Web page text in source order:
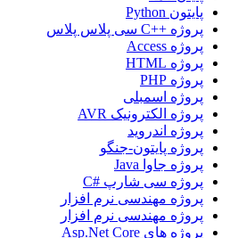
پایتون Python
پروژه ++C سی پلاس پلاس
پروژه Access
پروژه HTML
پروژه PHP
پروژه اسمبلی
پروژه الکترونیک AVR
پروژه اندروید
پروژه پایتون-جنگو
پروژه جاوا Java
پروژه سی شارپ #C
پروژه مهندسی نرم افزار
پروژه مهندسی نرم افزار
پروژه های Asp.Net Core